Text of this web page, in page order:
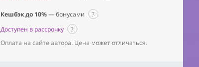
Кешбэк до 10%— бонусами
?
Доступен в рассрочку
?
Оплата на сайте автора. Цена может отличаться.